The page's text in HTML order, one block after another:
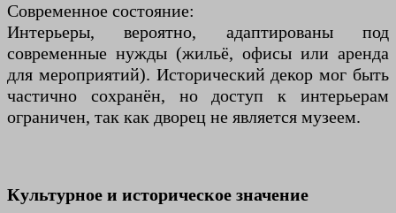
Современное состояние:
Интерьеры, вероятно, адаптированы под
современные нужды (жильё, офисы или аренда
для мероприятий). Исторический декор мог быть
частично сохранён, но доступ к интерьерам
ограничен, так как дворец не является музеем.
Культурное и историческое значение